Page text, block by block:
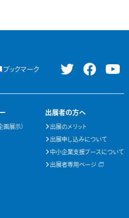
ブックマーク
画展示）
出展者の方へ
出展のメリット
出展申し込みについて
中小企業支援ブースについて
出展者専用ページ